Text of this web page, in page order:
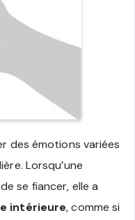
des émotions variées
Lorsqu’une
se fiancer, elle a
intérieure, comme si